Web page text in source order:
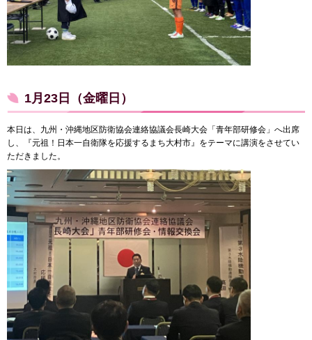
1月23日（金曜日）
本日は、九州・沖縄地区防衛協会連絡協議会長崎大会「青年部研修会」へ出席
し、『元祖！日本一自衛隊を応援するまち大村市』をテーマに講演をさせてい
ただきました。